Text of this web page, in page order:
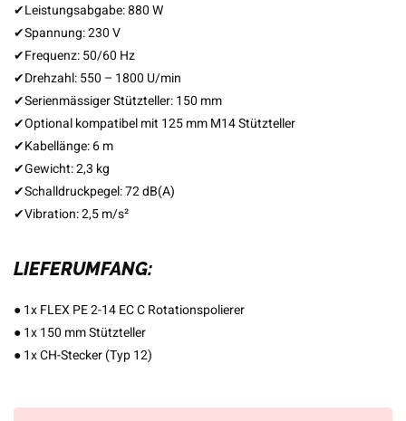
✔Leistungsabgabe: 880 W
✔Spannung: 230 V
✔Frequenz: 50/60 Hz
✔Drehzahl: 550 – 1800 U/min
✔Serienmässiger Stützteller: 150 mm
✔Optional kompatibel mit 125 mm M14 Stützteller
✔Kabellänge: 6 m
✔Gewicht: 2,3 kg
✔Schalldruckpegel: 72 dB(A)
✔Vibration: 2,5 m/s²
LIEFERUMFANG:
●1x FLEX PE 2-14 EC C Rotationspolierer
●1x 150 mm Stützteller
●1x CH-Stecker (Typ 12)